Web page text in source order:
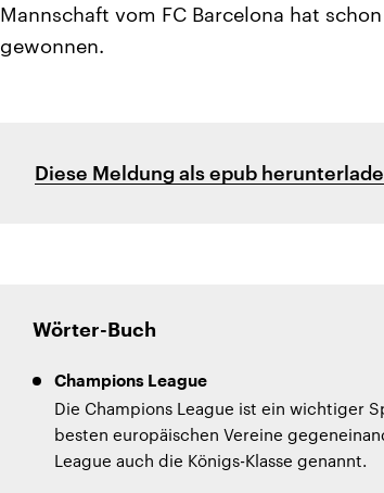
Mannschaft vom FC Barcelona hat
gewonnen.
Diese Meldung als epub
Wörter-Buch
Champions League
Die Champions League ist ein wichtiger
besten europäischen Vereine
League auch die Königs-Klasse genannt.